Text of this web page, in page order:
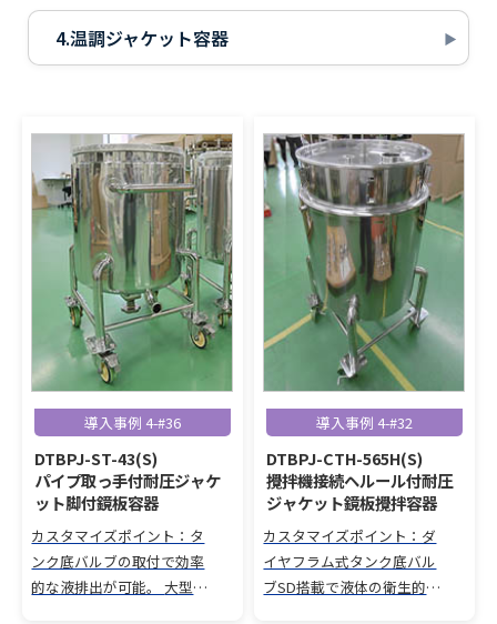
4.温調ジャケット容器
導入事例 4-#36
DTBPJ-ST-43(S)
パイプ取っ手付耐圧ジャケ
ット脚付鏡板容器
カスタマイズポイント：タ
ンク底バルブの取付で効率
的な液排出が可能。 大型パ
導入事例 4-#32
DTBPJ-CTH-565H(S)
攪拌機接続ヘルール付耐圧
ジャケット鏡板攪拌容器
カスタマイズポイント：ダ
イヤフラム式タンク底バル
ブSD搭載で液体の衛生的か